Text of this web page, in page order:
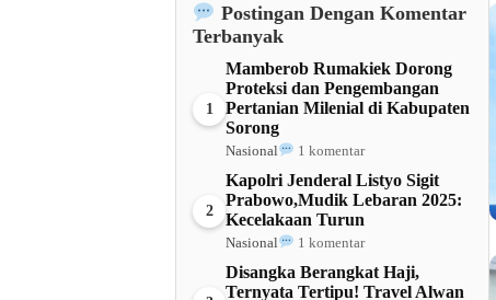
Postingan Dengan Komentar
Terbanyak
1
Mamberob Rumakiek Dorong
Proteksi dan Pengembangan
Pertanian Milenial di Kabupaten
Sorong
Nasional 1 komentar
2
Kapolri Jenderal Listyo Sigit
Prabowo,Mudik Lebaran 2025:
Kecelakaan Turun
Nasional 1 komentar
Disangka Berangkat Haji,
Ternyata Tertipu! Travel Alwan